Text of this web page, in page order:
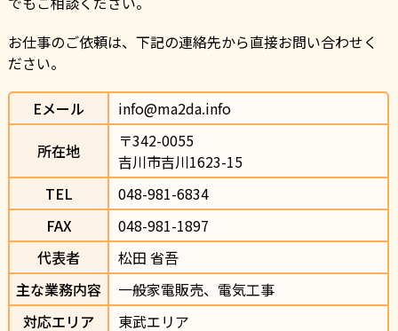
お仕事のご依頼は、下記の連絡先から直接お問い合わせく
ださい。
Eメール
info@ma2da.info
所在地
〒342-0055
吉川市吉川1623-15
TEL
048-981-6834
FAX
048-981-1897
代表者
松田 省吾
主な業務内容
一般家電販売、電気工事
対応エリア
東武エリア